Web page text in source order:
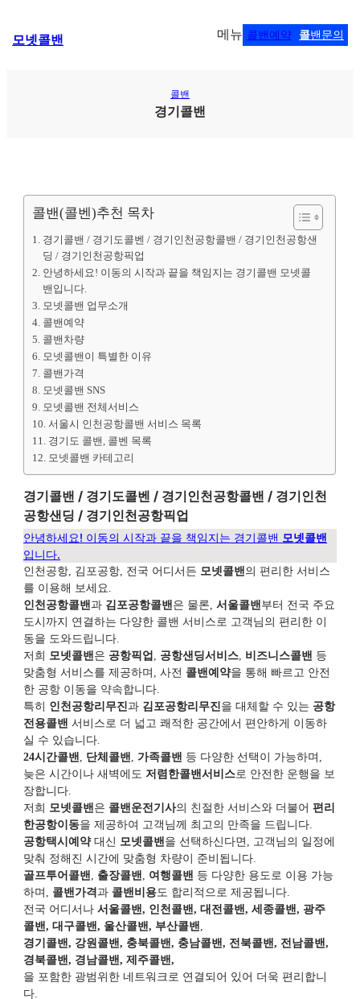
텐
모넷콜밴 메뉴 콜밴예약 콜밴문의
콜밴
경기콜밴
콜밴(콜벤)추천 목차
경기콜밴 / 경기도콜벤 / 경기인천공항콜밴 / 경기인천공항샌
딩 / 경기인천공항픽업
안녕하세요! 이동의 시작과 끝을 책임지는 경기콜밴 모넷콜
밴입니다.
모넷콜밴 업무소개
콜밴예약
콜밴차량
모넷콜밴이 특별한 이유
콜밴가격
모넷콜밴 SNS
모넷콜밴 전체서비스
서울시 인천공항콜밴 서비스 목록
경기도 콜밴, 콜벤 목록
모넷콜밴 카테고리
경기콜밴 / 경기도콜벤 / 경기인천공항콜밴 / 경기인천
공항샌딩 / 경기인천공항픽업
안녕하세요! 이동의 시작과 끝을 책임지는 경기콜밴 모넷콜밴
입니다.
인천공항, 김포공항, 전국 어디서든 모넷콜밴의 편리한 서비스
를 이용해 보세요.
인천공항콜밴과 김포공항콜밴은 물론,서울콜밴부터 전국 주요
도시까지 연결하는 다양한 콜밴 서비스로 고객님의 편리한 이
동을 도와드립니다.
저희 모넷콜밴은 공항픽업 , 공항샌딩서비스, 비즈니스콜밴 등
맞춤형 서비스를 제공하며, 사전 콜밴예약을 통해 빠르고 안전
한 공항 이동을 약속합니다.
특히 인천공항리무진과 김포공항리무진을 대체할 수 있는 공항
전용콜밴 서비스로 더 넓고 쾌적한 공간에서 편안하게 이동하
실 수 있습니다.
24시간콜밴, 단체콜밴, 가족콜밴 등 다양한 선택이 가능하며,
늦은 시간이나 새벽에도 저렴한콜밴서비스로 안전한 운행을 보
장합니다.
저희 모넷콜밴은 콜밴운전기사의 친절한 서비스와 더불어편리
한공항이동을 제공하여 고객님께 최고의 만족을 드립니다.
공항택시예약대신 모넷콜밴을 선택하신다면, 고객님의 일정에
맞춰 정해진 시간에 맞춤형 차량이 준비됩니다.
골프투어콜밴, 출장콜밴, 여행콜밴 등 다양한 용도로 이용 가능
하며, 콜밴가격과 콜밴비용도 합리적으로 제공됩니다.
전국 어디서나서울콜밴, 인천콜밴, 대전콜밴, 세종콜밴, 광주
콜밴, 대구콜밴, 울산콜밴, 부산콜밴,
경기콜밴, 강원콜밴, 충북콜밴, 충남콜밴, 전북콜밴, 전남콜밴,
경북콜밴, 경남콜밴, 제주콜밴,
을 포함한 광범위한 네트워크로 연결되어 있어 더욱 편리합니
다.